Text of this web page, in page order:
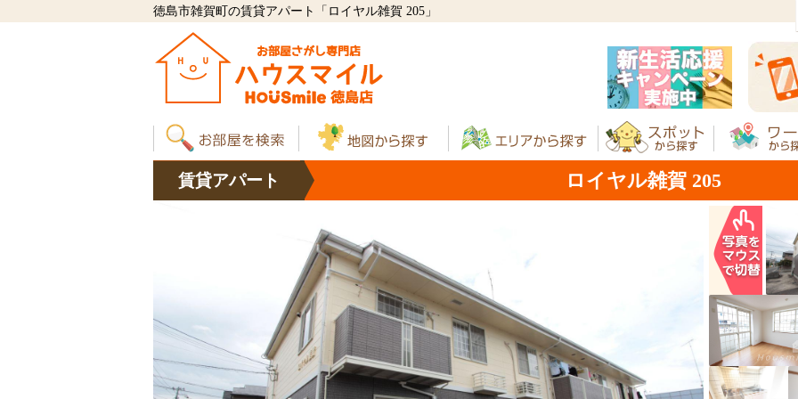
徳島市雑賀町の賃貸アパート「ロイヤル雑賀 205」
賃貸アパート ロイヤル雑賀 205